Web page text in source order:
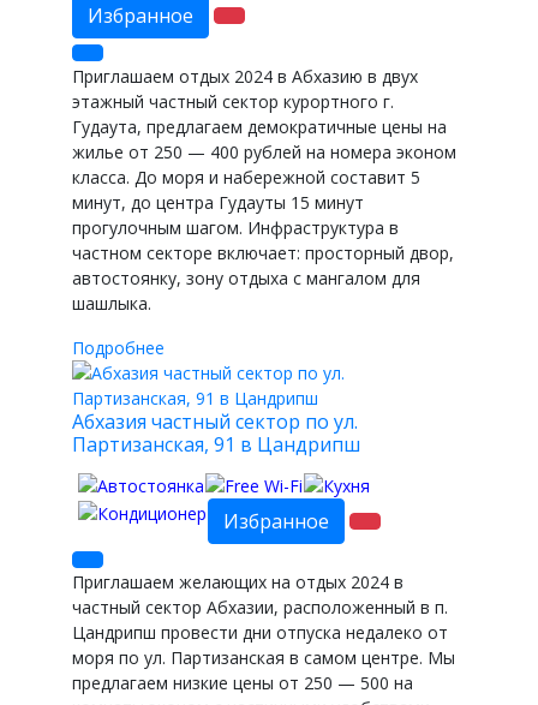
Избранное
Приглашаем отдых 2024 в Абхазию в двух
этажный частный сектор курортного г.
Гудаута, предлагаем демократичные цены на
жилье от 250 — 400 рублей на номера эконом
класса. До моря и набережной составит 5
минут, до центра Гудауты 15 минут
прогулочным шагом. Инфраструктура в
частном секторе включает: просторный двор,
автостоянку, зону отдыха с мангалом для
шашлыка.
Подробнее
Абхазия частный сектор по ул.
Партизанская, 91 в Цандрипш
Избранное
Приглашаем желающих на отдых 2024 в
частный сектор Абхазии, расположенный в п.
Цандрипш провести дни отпуска недалеко от
моря по ул. Партизанская в самом центре. Мы
предлагаем низкие цены от 250 — 500 на